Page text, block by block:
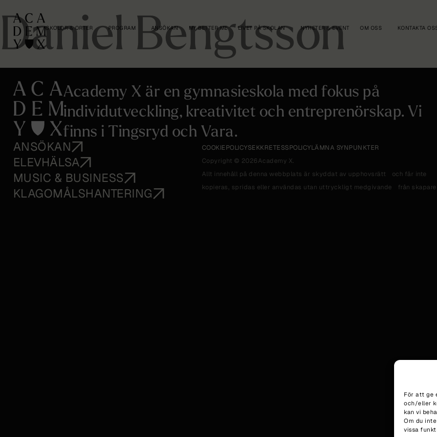
För att ge
och/eller
kan vi
Om du
vissa
SKOLOR & ORTER PROGRAM ANSÖKAN MY BETTER ME LIVET PÅ SKOLAN NYHETER & EVENT OM OSS KONTAKTA
Daniel Bengtsson
Academy X är en gymnasieskola med fokus på
individutveckling, kreativitet och entreprenörskap. Vi
finns i Tingsryd och Vara.
ANSÖKAN
ELEVHÄLSA
MUSIC & BUSINESS
KLAGOMÅLSHANTERING
COOKIEPOLICYSEKKRETESSPOLICYLÄMNA SYNPUNKTER
Copyright © 2026Academy X.
Allt innehåll på denna webbplats är skyddat av upphovsrätt och får inte
kopieras, spridas eller användas utan uttryckligt medgivande från